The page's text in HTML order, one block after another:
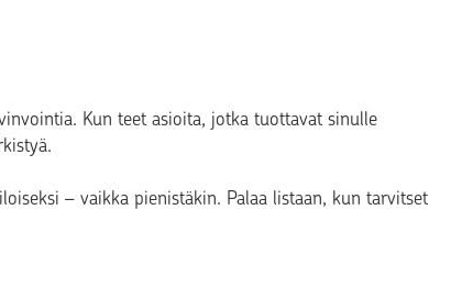
Kun teet asioita, jotka tuottavat sinulle
– vaikka pienistäkin. Palaa listaan, kun tarvitset